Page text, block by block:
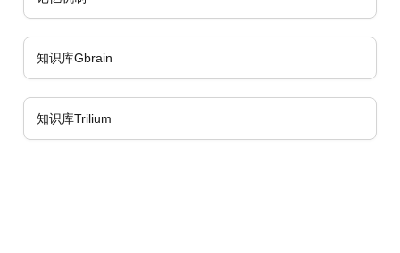
知识库Gbrain
知识库Trilium